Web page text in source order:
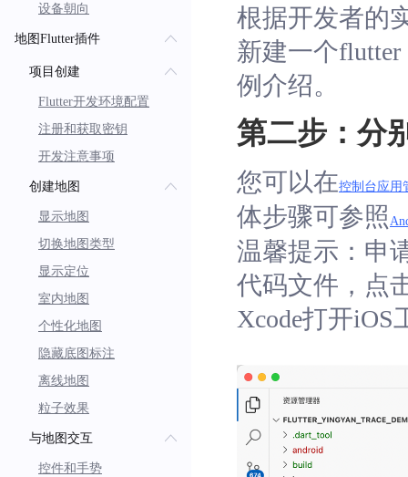
设备朝向
地图Flutter插件
项目创建
Flutter开发环境配置
注册和获取密钥
开发注意事项
创建地图
显示地图
切换地图类型
显示定位
室内地图
个性化地图
隐藏底图标注
离线地图
粒子效果
与地图交互
控件和手势
根据开发者的
新建一个
例介绍。
第二步：分
您可以在控制台应用
体步骤可参照
温馨提示：申
代码文件，点
Xcode打开iOS